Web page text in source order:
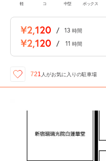
軽 コ 中型 ボックス
¥2,120 / 13 時間
¥2,120 / 11 時間
721 人がお気に入りの駐車場